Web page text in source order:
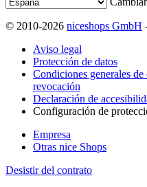
© 2010-2026 niceshops GmbH
Aviso legal
Protección de datos
Condiciones generales
revocación
Declaración de
Configuración de
Empresa
Otras nice Shops
Desistir del contrato